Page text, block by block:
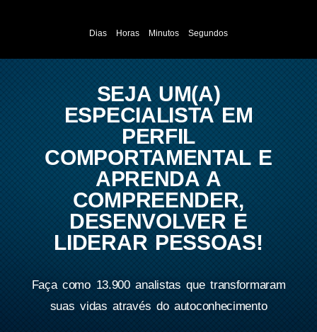
Dias Horas Minutos Segundos
SEJA UM(A)
ESPECIALISTA EM
PERFIL
COMPORTAMENTAL E
APRENDA A
COMPREENDER,
DESENVOLVER E
LIDERAR PESSOAS!
Faça como 13.900 analistas que transformaram
suas vidas através do autoconhecimento